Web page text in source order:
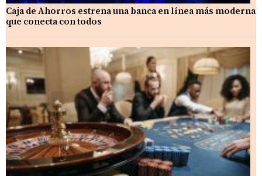
Caja de Ahorros estrena una banca en línea más moderna
que conecta con todos